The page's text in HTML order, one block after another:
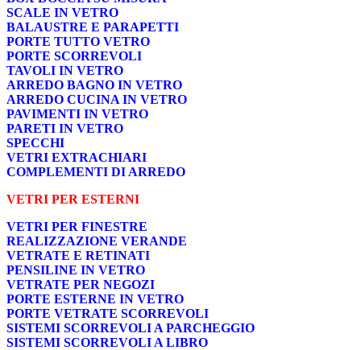
SCALE IN VETRO
BALAUSTRE E PARAPETTI
PORTE TUTTO VETRO
PORTE SCORREVOLI
TAVOLI IN VETRO
ARREDO BAGNO IN VETRO
ARREDO CUCINA IN VETRO
PAVIMENTI IN VETRO
PARETI IN VETRO
SPECCHI
VETRI EXTRACHIARI
COMPLEMENTI DI ARREDO
VETRI PER ESTERNI
VETRI PER FINESTRE
REALIZZAZIONE VERANDE
VETRATE E RETINATI
PENSILINE IN VETRO
VETRATE PER NEGOZI
PORTE ESTERNE IN VETRO
PORTE VETRATE SCORREVOLI
SISTEMI SCORREVOLI A PARCHEGGIO
SISTEMI SCORREVOLI A LIBRO